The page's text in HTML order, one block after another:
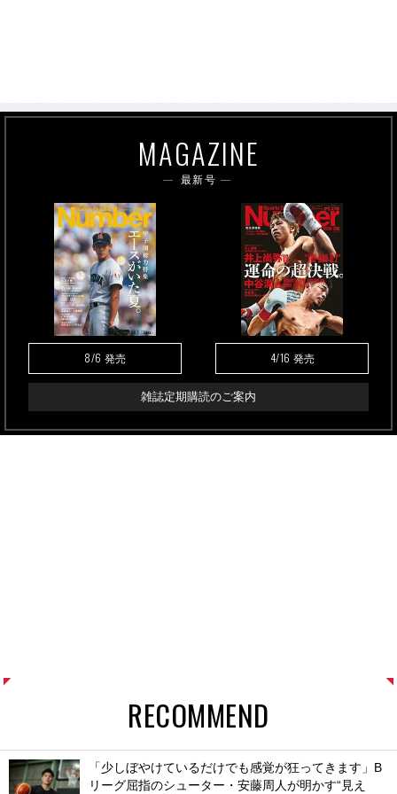
MAGAZINE
最新号
8/6 発売 4/16 発売
雑誌定期購読のご案内
RECOMMEND
「少しぼやけているだけでも感覚が狂ってきます」B
リーグ屈指のシューター・安藤周人が明かす“見え